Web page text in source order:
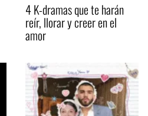
4 K-dramas que te harán
reír, llorar y creer en el
amor